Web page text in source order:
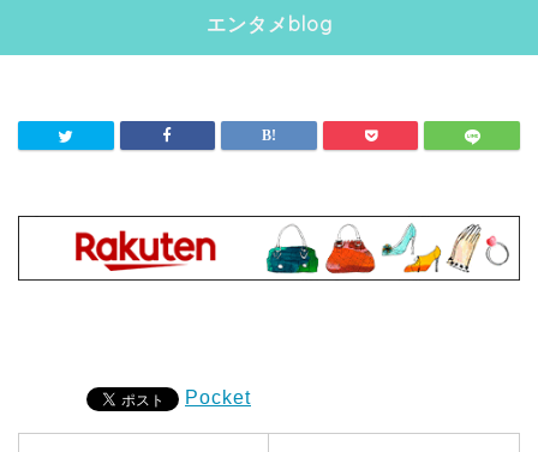
エンタメblog
Pocket